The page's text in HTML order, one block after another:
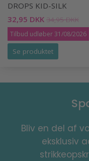
DROPS KID-SILK
32,95 DKK 34,95 DKK
Tilbud udløber 31/08/2026
Se produktet
Bliv en del af
eksklusiv